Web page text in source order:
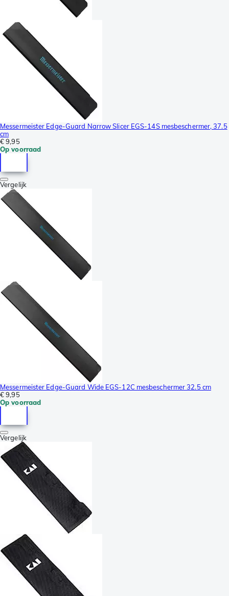
Messermeister Edge-Guard Narrow Slicer EGS-14S mesbeschermer, 37.5
cm
€ 9,95
Op voorraad
Vergelijk
Messermeister Edge-Guard Wide EGS-12C mesbeschermer 32.5 cm
€ 9,95
Op voorraad
Vergelijk